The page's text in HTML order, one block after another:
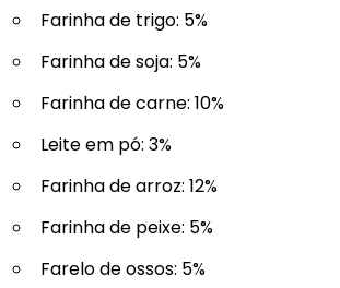
Farinha de trigo: 5%
Farinha de soja: 5%
Farinha de carne: 10%
Leite em pó: 3%
Farinha de arroz: 12%
Farinha de peixe: 5%
Farelo de ossos: 5%